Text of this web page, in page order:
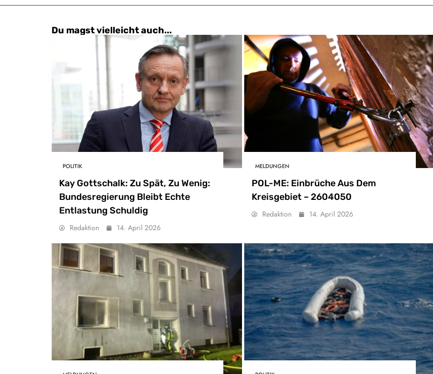
Du magst vielleicht auch...
POLITIK
Kay Gottschalk: Zu Spät, Zu Wenig:
Bundesregierung Bleibt Echte
Entlastung Schuldig
Redaktion 14. April 2026
MELDUNGEN
POL-ME: Einbrüche Aus Dem
Kreisgebiet – 2604050
Redaktion 14. April 2026